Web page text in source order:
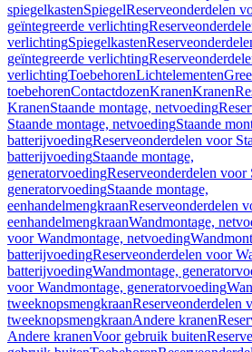
spiegelkastenSpiegelReserveonderdelen
geïntegreerde verlichting
verlichtingSpiegelkasten
geïntegreerde verlichting
verlichtingToebehorenLichtelementen
toebehorenContactdozenKranenKranen
KranenStaande montage, netvoeding
Staande montage, netvoedingStaande
batterijvoedingReserveonderdelen voor
batterijvoedingStaande montage,
generatorvoedingReserveonderdelen voor
generatorvoedingStaande montage,
eenhandelmengkraanReserveonderdelen
eenhandelmengkraanWandmontage,
voor Wandmontage, netvoeding
batterijvoedingReserveonderdelen voor
batterijvoedingWandmontage,
voor Wandmontage, generatorvoeding
tweeknopsmengkraanReserveonderdelen
tweeknopsmengkraanAndere kranen
Andere kranenVoor gebruik buiten